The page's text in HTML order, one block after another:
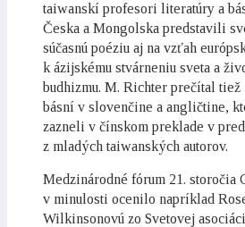
taiwanskí profesori literatúry a
Česka a Mongolska predstavili
súčasnú poéziu aj na vzťah
k ázijskému stvárneniu sveta a
budhizmu. M. Richter prečítal
básní v slovenčine a angličtine,
zazneli v čínskom preklade v
z mladých taiwanských autorov.
Medzinárodné fórum 21. storočia
v minulosti ocenilo napríklad
Wilkinsonovú zo Svetovej